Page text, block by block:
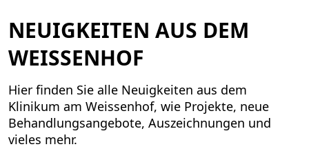
NEUIGKEITEN AUS DEM
WEISSENHOF
Hier finden Sie alle Neuigkeiten aus dem
Klinikum am Weissenhof, wie Projekte, neue
Behandlungsangebote, Auszeichnungen und
vieles mehr.